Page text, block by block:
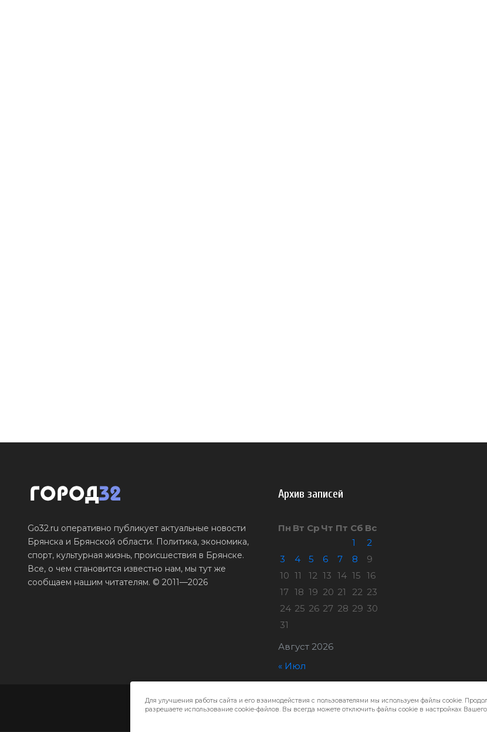
Go32.ru оперативно публикует актуальные новости
Брянска и Брянской области. Политика, экономика,
спорт, культурная жизнь, происшествия в Брянске.
Все, о чем становится известно нам, мы тут же
сообщаем нашим читателям. © 2011—2026
Архив записей
Август 2026
Пн Вт Ср Чт Пт Сб Вс
1
2
3
4 5 6 7 8
9
10 11 12 13 14 15 16
17 18 19 20 21 22 23
24 25 26 27 28 29 30
31
« Июл
Город32 © 2026
Для улучшения работы сайта и его взаимодействия с пользователями мы используем файлы cookie.
разрешаете использование cookie-файлов. Вы всегда можете отключить файлы cookie в настройках